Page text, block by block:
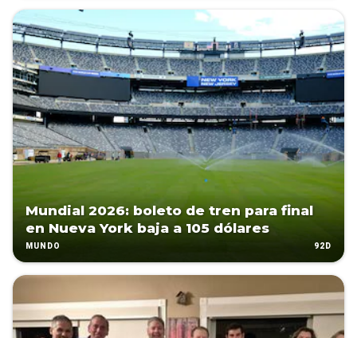
Mundial 2026: boleto de tren para final
en Nueva York baja a 105 dólares
MUNDO 92D